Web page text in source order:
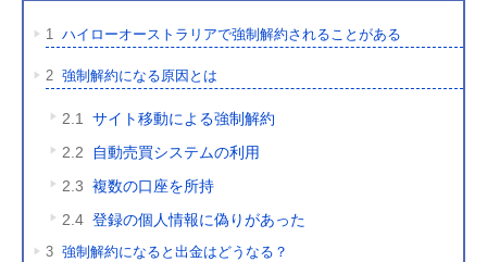
1 ハイローオーストラリアで強制解約されることがある
2 強制解約になる原因とは
2.1 サイト移動による強制解約
2.2
自動売買システムの利用
2.3 複数の口座を所持
2.4 登録の個人情報に偽りがあった
3 強制解約になると出金はどうなる？